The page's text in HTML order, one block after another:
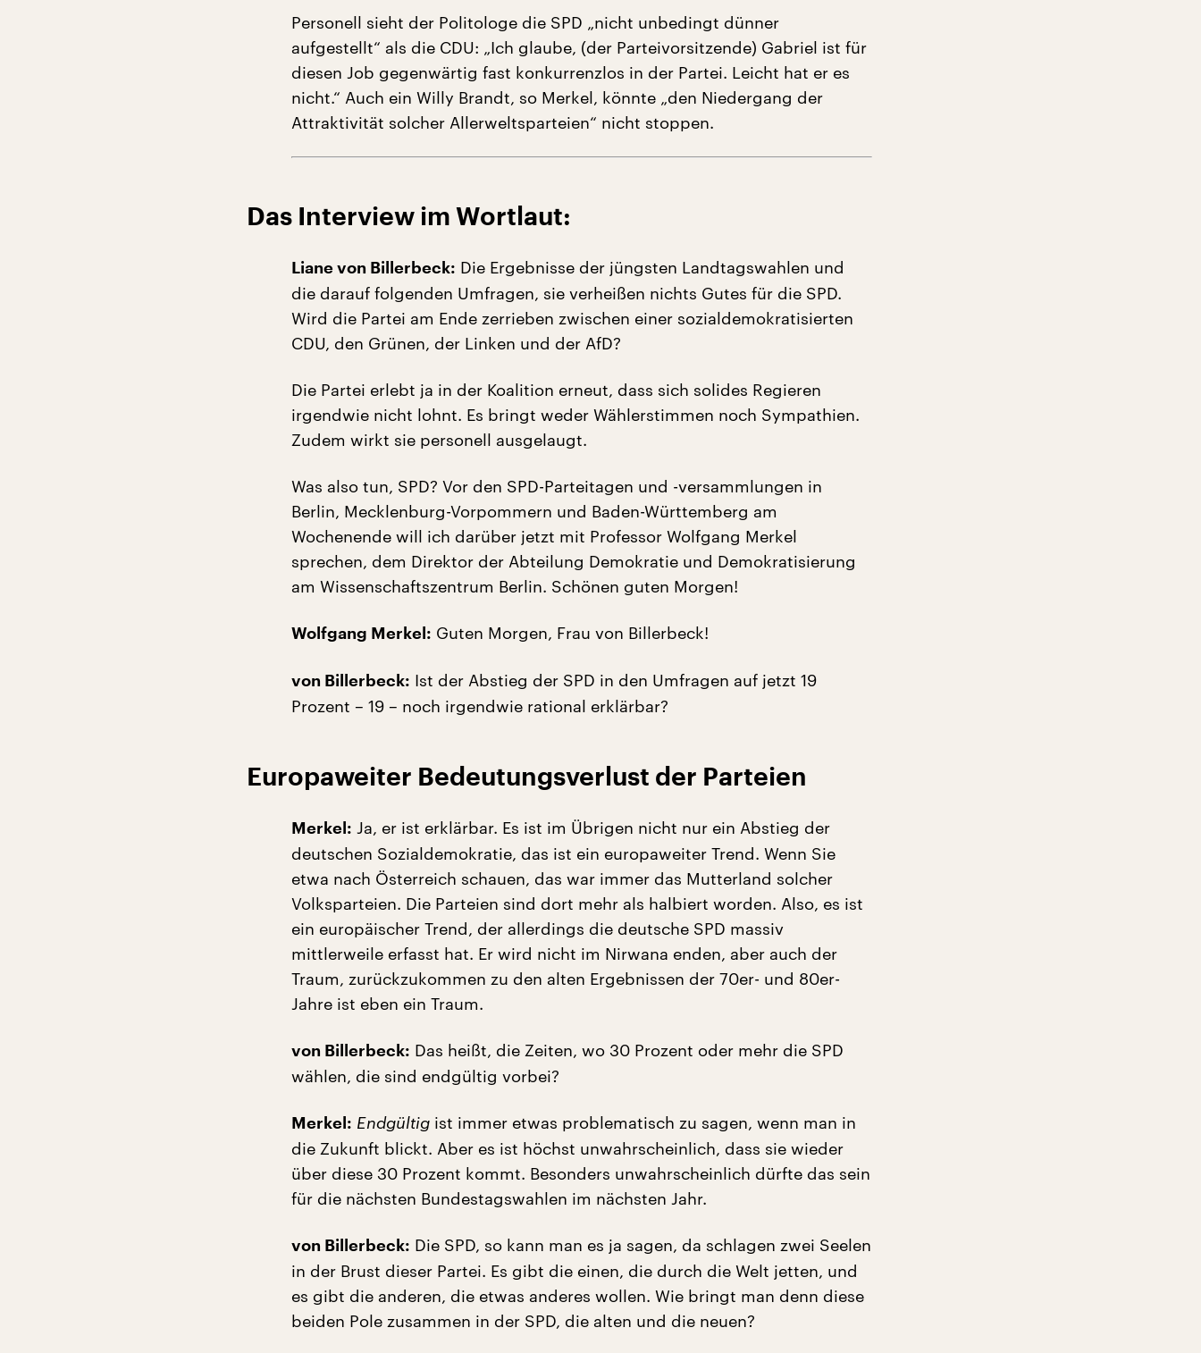
Personell sieht der Politologe die SPD „nicht unbedingt dünner
aufgestellt“ als die CDU: „Ich glaube, (der Parteivorsitzende) Gabriel ist für
diesen Job gegenwärtig fast konkurrenzlos in der Partei. Leicht hat er es
nicht.“ Auch ein Willy Brandt, so Merkel, könnte „den Niedergang der
Attraktivität solcher Allerweltsparteien“ nicht stoppen.
Das Interview im Wortlaut:
Liane von Billerbeck: Die Ergebnisse der jüngsten Landtagswahlen und
die darauf folgenden Umfragen, sie verheißen nichts Gutes für die SPD.
Wird die Partei am Ende zerrieben zwischen einer sozialdemokratisierten
CDU, den Grünen, der Linken und der AfD?
Die Partei erlebt ja in der Koalition erneut, dass sich solides Regieren
irgendwie nicht lohnt. Es bringt weder Wählerstimmen noch Sympathien.
Zudem wirkt sie personell ausgelaugt.
Was also tun, SPD? Vor den SPD-Parteitagen und -versammlungen in
Berlin, Mecklenburg-Vorpommern und Baden-Württemberg am
Wochenende will ich darüber jetzt mit Professor Wolfgang Merkel
sprechen, dem Direktor der Abteilung Demokratie und Demokratisierung
am Wissenschaftszentrum Berlin. Schönen guten Morgen!
Wolfgang Merkel: Guten Morgen, Frau von Billerbeck!
von Billerbeck: Ist der Abstieg der SPD in den Umfragen auf jetzt 19
Prozent – 19 – noch irgendwie rational erklärbar?
Europaweiter Bedeutungsverlust der Parteien
Merkel: Ja, er ist erklärbar. Es ist im Übrigen nicht nur ein Abstieg der
deutschen Sozialdemokratie, das ist ein europaweiter Trend. Wenn Sie
etwa nach Österreich schauen, das war immer das Mutterland solcher
Volksparteien. Die Parteien sind dort mehr als halbiert worden. Also, es ist
ein europäischer Trend, der allerdings die deutsche SPD massiv
mittlerweile erfasst hat. Er wird nicht im Nirwana enden, aber auch der
Traum, zurückzukommen zu den alten Ergebnissen der 70er- und 80er-
Jahre ist eben ein Traum.
von Billerbeck: Das heißt, die Zeiten, wo 30 Prozent oder mehr die SPD
wählen, die sind endgültig vorbei?
Merkel: Endgültig ist immer etwas problematisch zu sagen, wenn man in
die Zukunft blickt. Aber es ist höchst unwahrscheinlich, dass sie wieder
über diese 30 Prozent kommt. Besonders unwahrscheinlich dürfte das sein
für die nächsten Bundestagswahlen im nächsten Jahr.
von Billerbeck: Die SPD, so kann man es ja sagen, da schlagen zwei Seelen
in der Brust dieser Partei. Es gibt die einen, die durch die Welt jetten, und
es gibt die anderen, die etwas anderes wollen. Wie bringt man denn diese
beiden Pole zusammen in der SPD, die alten und die neuen?